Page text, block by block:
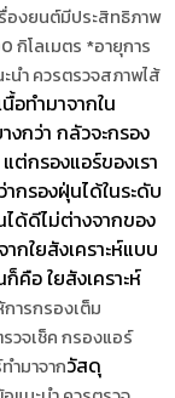
องยนต์มีประสิทธิภาพ
กิโลเมตร *อายุการ
นำ ควรตรวจสภาพไส้
อทำมาจากใน
งกว่า กลัวจะกรอง
ต่กรองแอร์ของเรา
กรองฝุ่นได้ในระดับ
ได้ดีไม่ต่างจากของ
กใยสังเคราะห์แบบ
คือ ใยสังเคราะห์
การกรองเต็ม
วจเช็ค กรองแอร์
ำมาจากวัสดุ